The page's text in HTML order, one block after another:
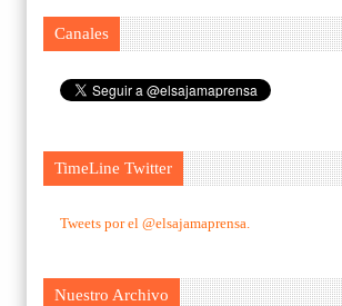
Canales
TimeLine Twitter
Tweets por el @elsajamaprensa.
Nuestro Archivo